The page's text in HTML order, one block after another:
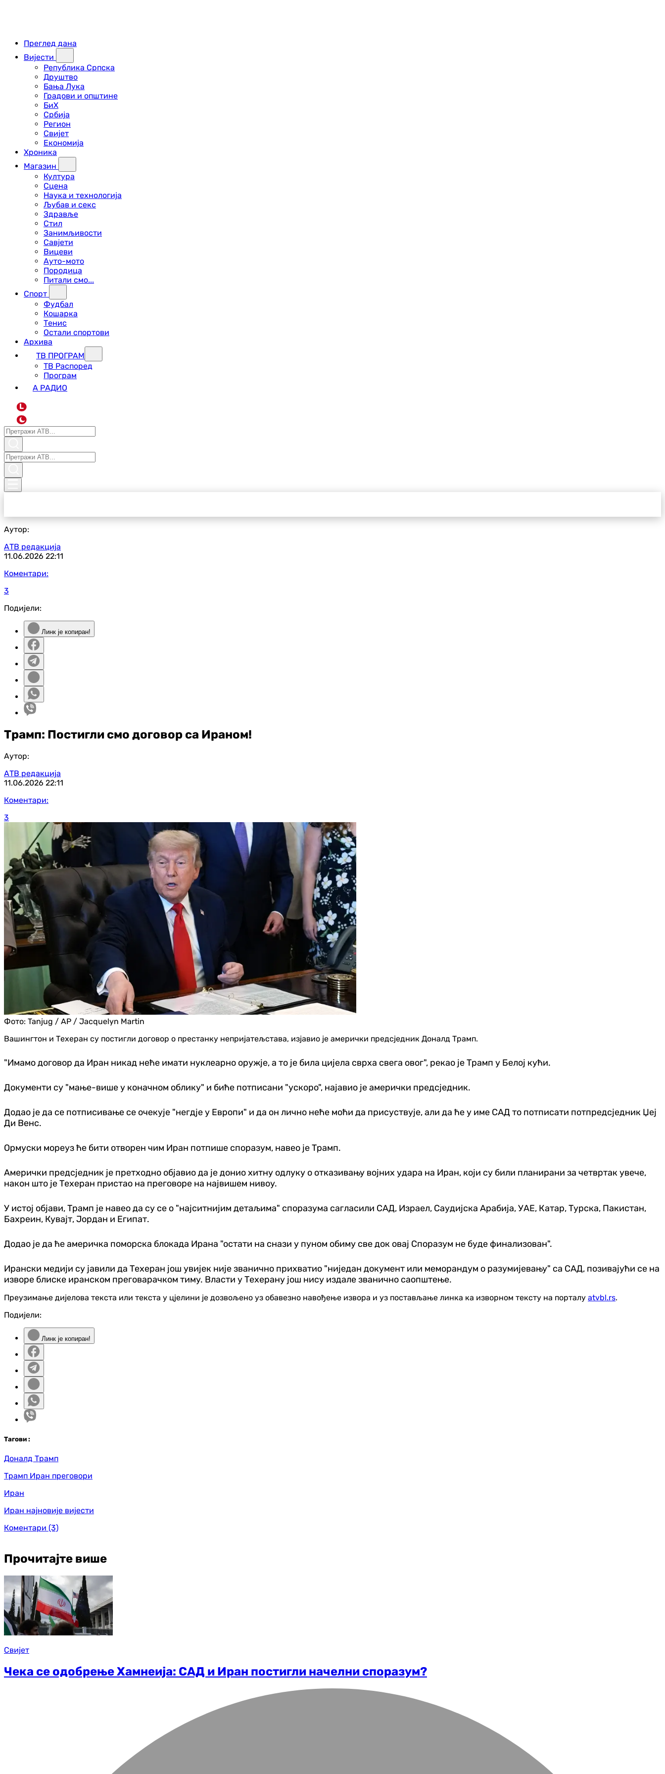
Преглед дана
Вијести
Република Српска
Друштво
Бања Лука
Градови и општине
БиХ
Србија
Регион
Свијет
Економија
Хроника
Магазин
Култура
Сцена
Наука и технологија
Љубав и секс
Здравље
Стил
Занимљивости
Савјети
Вицеви
Ауто-мото
Породица
Питали смо...
Спорт
Фудбал
Кошарка
Тенис
Остали спортови
Архива
ТВ ПРОГРАМ
ТВ Распоред
Програм
А РАДИО
L
Аутор:
АТВ редакција
11.06.2026 22:11
Коментари:
3
Подијели:
Линк је копиран!
Трамп: Постигли смо договор са Ираном!
Аутор:
АТВ редакција
11.06.2026 22:11
Коментари:
3
Фото: Tanjug / AP / Jacquelyn Martin
Вашингтон и Техеран су постигли договор о престанку непријатељстава, изјавио је амерички предсједник Доналд Трамп.
"Имамо договор да Иран никад неће имати нуклеарно оружје, а то је била цијела сврха свега овог", рекао је Трамп у Белој кући.
Документи су "мање-више у коначном облику" и биће потписани "ускоро", најавио је амерички предсједник.
Додао је да се потписивање се очекује "негдје у Европи" и да он лично неће моћи да присуствује, али да ће у име САД то потписати потпредсједник Џеј
Ди Венс.
Ормуски мореуз ће бити отворен чим Иран потпише споразум, навео је Трамп.
Амерички предсједник је претходно објавио да је донио хитну одлуку о отказивању војних удара на Иран, који су били планирани за четвртак увече,
након што је Техеран пристао на преговоре на највишем нивоу.
У истој објави, Трамп је навео да су се о "најситнијим детаљима" споразума сагласили САД, Израел, Саудијска Арабија, УАЕ, Катар, Турска, Пакистан,
Бахреин, Кувајт, Јордан и Египат.
Додао је да ће америчка поморска блокада Ирана "остати на снази у пуном обиму све док овај Споразум не буде финализован".
Ирански медији су јавили да Техеран још увијек није званично прихватио "ниједан документ или меморандум о разумијевању" са САД, позивајући се на
изворе блиске иранском преговарачком тиму. Власти у Техерану још нису издале званично саопштење.
Преузимање дијелова текста или текста у цјелини је дозвољено уз обавезно навођење извора и уз постављање линка ка изворном тексту на порталу atvbl.rs.
Подијели:
Линк је копиран!
Тагови :
Доналд Трамп
Трамп Иран преговори
Иран
Иран најновије вијести
Коментари (3)
Прочитајте више
Свијет
Чека се одобрење Хамнеија: САД и Иран постигли начелни споразум?